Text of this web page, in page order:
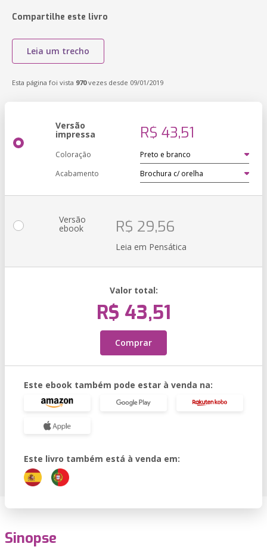
Compartilhe este livro
Leia um trecho
Esta página foi vista 970vezes desde 09/01/2019
Versão
impressa R$ 43,51
Coloração
Acabamento
Versão
ebook R$ 29,56
Leia em Pensática
Valor total:
R$ 43,51
Comprar
Este ebook também pode estar à venda na:
Este livro também está à venda em:
Sinopse